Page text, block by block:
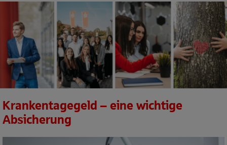
Krankentagegeld – eine wichtige
Absicherung